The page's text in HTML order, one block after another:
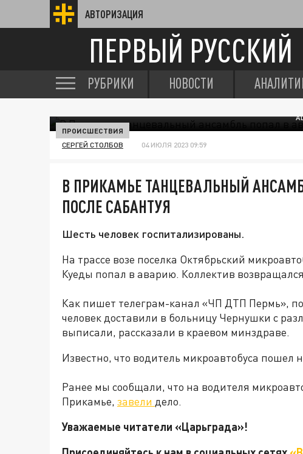
АВТОРИЗАЦИЯ
ПЕРВЫЙ РУССКИЙ
РУБРИКИ НОВОСТИ
ПРОИСШЕСТВИЯ
СЕРГЕЙ СТОЛБОВ 04 ИЮЛЯ 2023 09:59
В ПРИКАМЬЕ ТАНЦЕВАЛЬНЫЙ
ПОСЛЕ САБАНТУЯ
Шесть человек госпитализированы.
На трассе возе поселка Октябрьский
Куеды попал в аварию. Коллектив
Как пишет телеграм-канал «ЧП ДТП Пермь»,
человек доставили в больницу Чернушки с
выписали, рассказали в краевом минздраве.
Известно, что водитель микроавтобуса пошел
Ранее мы сообщали, что на водителя
Прикамье, завели дело.
Уважаемые читатели «Царьграда»!